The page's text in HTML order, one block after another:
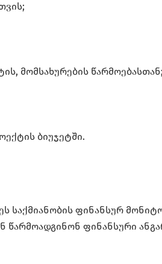
მომსახურების წარმოებასთან;
ბიუჯეტში.
საქმიანობის ფინანსურ
ფინანსური